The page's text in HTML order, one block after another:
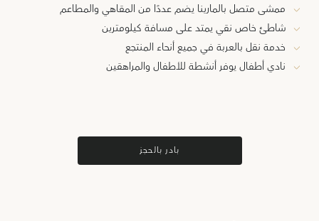
ممشى متصل بالمارينا يضم عددًا من المقاهي والمطاعم
شاطئ خاص نقي يمتد على مسافة كيلومترين
خدمة نقل بالعربة في جميع أنحاء المنتجع
نادي أطفال يوفر أنشطة للأطفال والمراهقين
بادر بالحجز